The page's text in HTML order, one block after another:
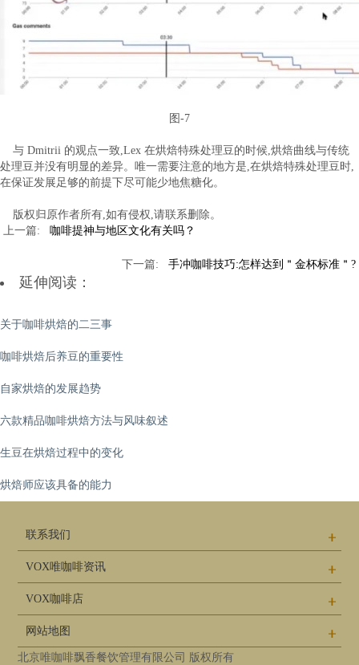
图-7
与 Dmitrii 的观点一致,Lex 在烘焙特殊处理豆的时候,烘焙曲线与传统
处理豆并没有明显的差异。唯一需要注意的地方是,在烘焙特殊处理豆时,
在保证发展足够的前提下尽可能少地焦糖化。
版权归原作者所有,如有侵权,请联系删除。
咖啡提神与地区文化有关吗？
手冲咖啡技巧:怎样达到＂金杯标准＂?
延伸阅读：
关于咖啡烘焙的二三事
咖啡烘焙后养豆的重要性
自家烘焙的发展趋势
六款精品咖啡烘焙方法与风味叙述
生豆在烘焙过程中的变化
烘焙师应该具备的能力
联系我们
VOX唯咖啡资讯
VOX咖啡店
网站地图
北京唯咖啡飘香餐饮管理有限公司 版权所有